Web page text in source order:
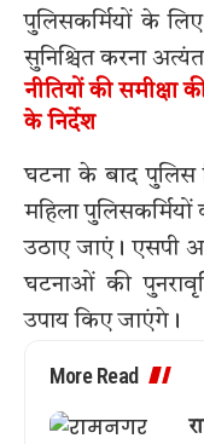
पुलिसकर्मियों के
सुनिश्चित करना
नीतियों की समीक्षा
के निर्देश
घटना के बाद पुलिस
महिला
उठाए जाएं। एसपी
घटनाओं की
उपाय किए जाएंगे।
More Read